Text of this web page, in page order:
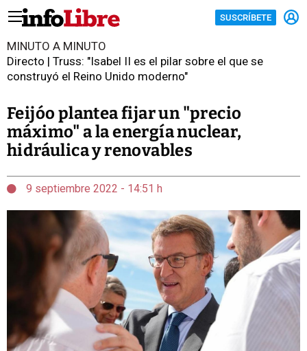
SUSCRÍBETE
MINUTO A MINUTO
Directo | Truss: "Isabel II es el pilar sobre el que se
construyó el Reino Unido moderno"
Feijóo plantea fijar un "precio
máximo" a la energía nuclear,
hidráulica y renovables
9 septiembre 2022 - 14:51 h